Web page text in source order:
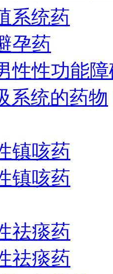
系统药
孕药
性性功能
系统的药物
镇咳药
镇咳药
祛痰药
祛痰药